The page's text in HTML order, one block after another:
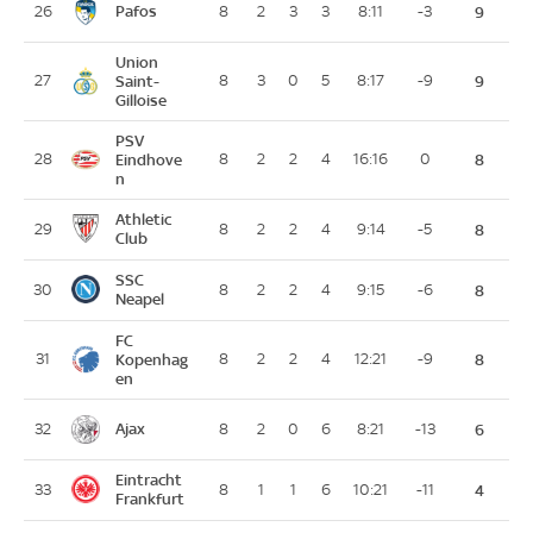
26 Pafos 8 2 3 3 8:11 -3 9
27
Union
Saint-
Gilloise
8 3 0 5 8:17 -9 9
28
PSV
Eindhove
n
8 2 2 4 16:16 0 8
29
Athletic
Club
8 2 2 4 9:14 -5 8
30
SSC
Neapel
8 2 2 4 9:15 -6 8
31
FC
Kopenhag
en
8 2 2 4 12:21 -9 8
32 Ajax 8 2 0 6 8:21 -13 6
33
Eintracht
Frankfurt
8 1 1 6 10:21 -11 4